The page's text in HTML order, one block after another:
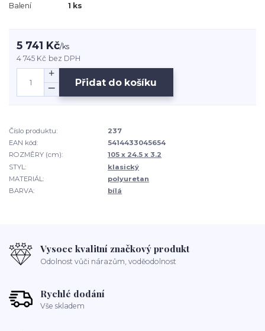
Balení
1 ks
5 741 Kč/ks
4 745 Kč bez DPH
Přidat do košíku
Číslo produktu:
237
EAN kód:
5414433045654
ROZMĚRY (cm):
105 x 24.5 x 3.2
STYL:
klasický
MATERIÁL:
polyuretan
BARVA:
bílá
Vysoce kvalitní značkový produkt
Odolnost vůči nárazům, voděodolnost
Rychlé dodání
Vše skladem